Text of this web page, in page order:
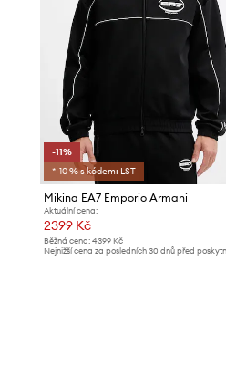
-11%
*-10 % s kódem: LST
Mikina EA7 Emporio Armani
Aktuální cena:
2399 Kč
Běžná cena: 4399 Kč
Nejnižší cena za posledních 30 dnů před